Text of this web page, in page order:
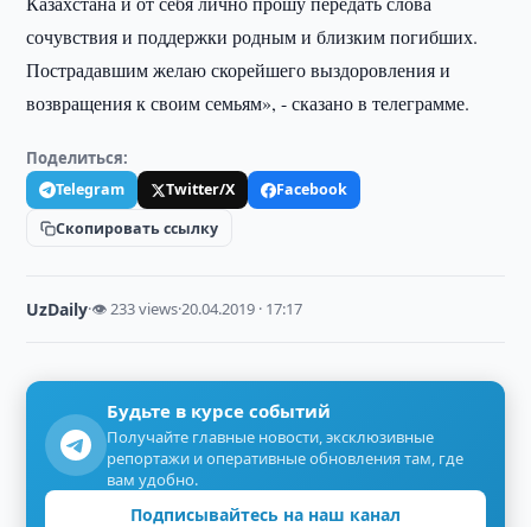
сочувствия и поддержки родным и близким погибших.
Пострадавшим желаю скорейшего выздоровления и
возвращения к своим семьям», - сказано в телеграмме.
Поделиться:
Telegram Twitter/X
Facebook
Скопировать ссылку
UzDaily·👁 233 views·20.04.2019 · 17:17
Будьте в курсе событий
Получайте главные новости, эксклюзивные
репортажи и оперативные обновления там, где
вам удобно.
Подписывайтесь на наш канал